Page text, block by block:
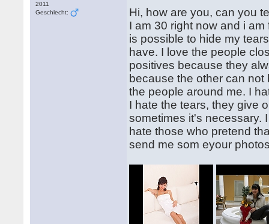
2011
Geschlecht:
Hi, how are you, can you
I am 30 right now and i
is possible to hide my
have. I love the people
positives because they
because the other can
the people around me. I
I hate the tears, they give
sometimes it's necessary.
hate those who pretend
send me som eyour